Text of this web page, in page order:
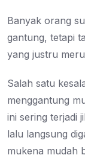
Banyak orang
gantung, tetapi
yang justru
Salah satu
menggantung
ini sering terjadi
lalu langsung
mukena mudah